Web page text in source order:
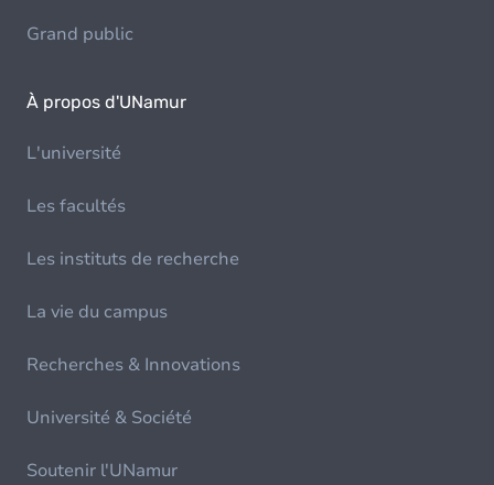
Grand public
À propos d'UNamur
L'université
Les facultés
Les instituts de recherche
La vie du campus
Recherches & Innovations
Université & Société
Soutenir l'UNamur